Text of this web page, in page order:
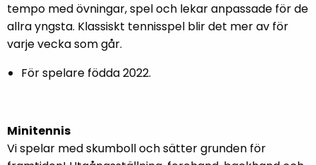
tempo med övningar, spel och lekar anpassade för de
allra yngsta. Klassiskt tennisspel blir det mer av för
varje vecka som går.
För spelare födda 2022.
Minitennis
Vi spelar med skumboll och sätter grunden för